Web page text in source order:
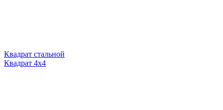
Квадрат стальной
Квадрат 4х4